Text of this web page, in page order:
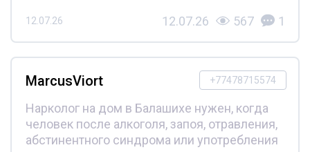
12.07.26 12.07.26 567 1
+77478715574
MarcusViort
Нарколог на дом в Балашихе нужен, когда
человек после алкоголя, запоя, отравления,
абстинентного синдрома или употребления